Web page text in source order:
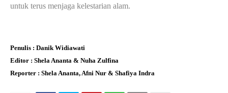
untuk terus menjaga kelestarian alam.
Penulis : Danik Widiawati
Editor : Shela Ananta & Nuha Zulfina
Reporter : Shela Ananta, Afni Nur & Shafiya Indra